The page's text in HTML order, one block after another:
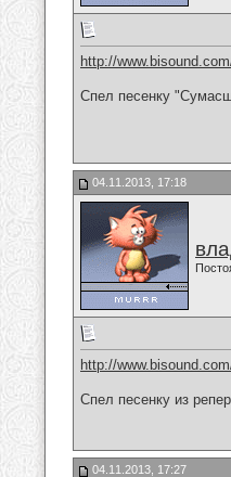
http://
Спел песенку
04.11.2013, 17:18
http://
Спел песенку из
04.11.2013, 17:27